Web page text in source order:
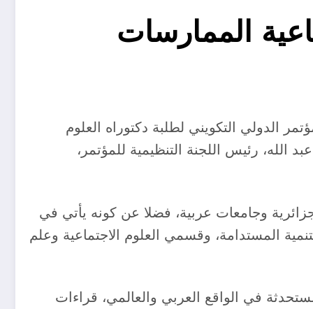
الممارسات
الدولي التكويني لطلبة دكتوراه العلوم
الله، رئيس اللجنة التنظيمية للمؤتمر،
وجامعات عربية، فضلا عن كونه يأتي في
المستدامة، وقسمي العلوم الاجتماعية وعلم
في الواقع العربي والعالمي، قراءات